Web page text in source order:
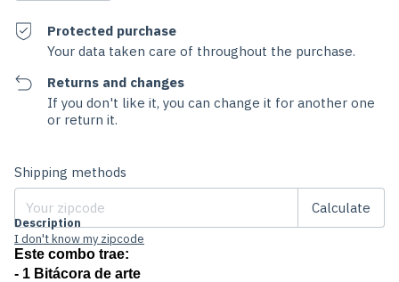
Protected purchase
Your data taken care of throughout the purchase.
Returns and changes
If you don't like it, you can change it for another one
or return it.
Shipping for zipcode:
Shipping methods
Calculate
I don't know my zipcode
Description
Este combo trae:
- 1 Bitácora de arte